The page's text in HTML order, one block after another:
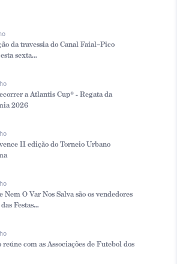
da travessia do Canal Faial–Pico
sexta...
a Atlantis Cup® - Regata da
2026
II edição do Torneio Urbano
Nem O Var Nos Salva são os vendedores
Festas...
reúne com as Associações de Futebol dos